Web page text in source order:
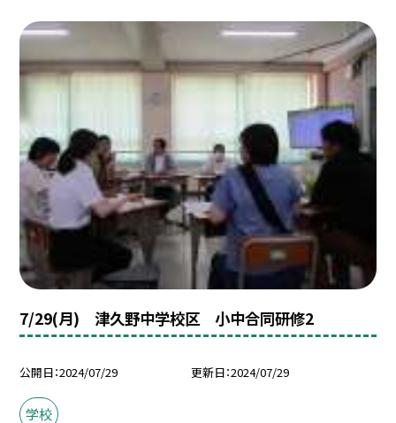
7/29(月) 津久野中学校区 小中合同研修2
公開日 2024/07/29 更新日 2024/07/29
学校